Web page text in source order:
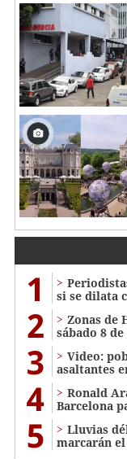
1
si se dilata
2
Zonas de
sábado 8
3
Video:
asaltantes
4
Ronald
Barcelona
5
Lluvias
marcarán el